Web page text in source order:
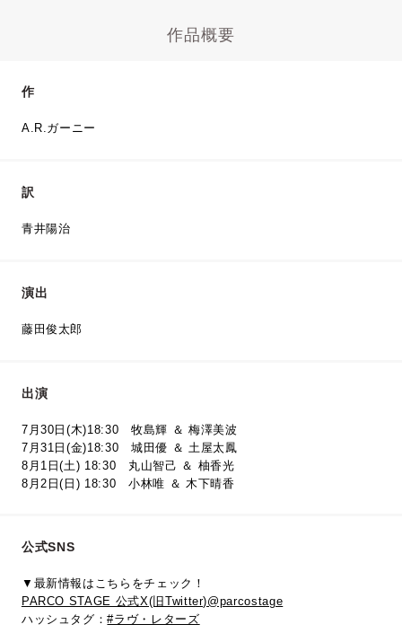
作品概要
作
A.R.ガーニー
訳
青井陽治
演出
藤田俊太郎
出演
7月30日(木)18:30 牧島輝 ＆ 梅澤美波
7月31日(金)18:30 城田優 ＆ 土屋太鳳
8月1日(土) 18:30 丸山智己 ＆ 柚香光
8月2日(日) 18:30 小林唯 ＆ 木下晴香
公式SNS
▼最新情報はこちらをチェック！
PARCO STAGE 公式X(旧Twitter)@parcostage
ハッシュタグ：#ラヴ・レターズ